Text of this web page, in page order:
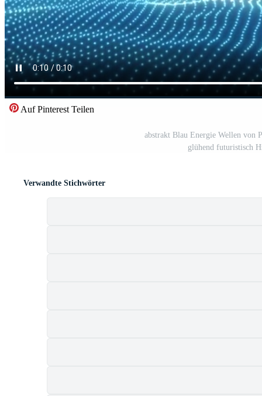
Auf Pinterest Teilen
abstrakt Blau Energie Wellen von
glühend futuristisch
Verwandte Stichwörter